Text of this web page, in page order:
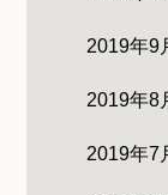
2019年9
2019年8
2019年7